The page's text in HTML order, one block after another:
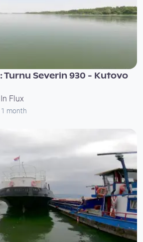
Turnu Severin 930 - Kutovo
Flux
1 month